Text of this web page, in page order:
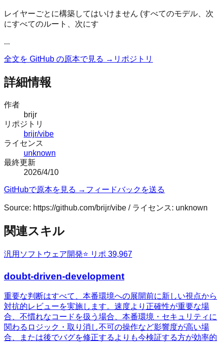
レイヤーごとに構築してはいけません (すべてのモデル、次
にすべてのルート、次にす
...
全文を GitHub の原本で見る → リポジトリ
詳細情報
作者
brijr
リポジトリ
brijr/vibe
ライセンス
unknown
最終更新
2026/4/10
GitHubで原本を見る → フィードバックを送る
Source: https://github.com/brijr/vibe / ライセンス: unknown
関連スキル
汎用 ソフトウェア開発⭐ リポ 39,967
doubt-driven-development
重要な判断はすべて、本番環境への展開前に新しい視点から
対抗的レビューを実施します。速度より正確性が重要な場
合、不慣れなコードを扱う場合、本番環境・セキュリティに
関わるロジック・取り消し不可の操作など影響度が高い場
合、または後でバグを修正するよりも今検証する方が効率的